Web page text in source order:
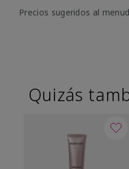
Precios sugeridos al
Quizás